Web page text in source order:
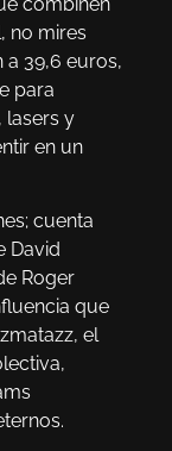
no mires
a 39,6 euros,
para
lasers y
en un
cuenta
David
Roger
que
el